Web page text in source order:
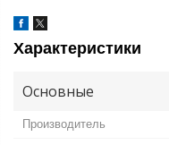
Характеристики
Основные
Производитель